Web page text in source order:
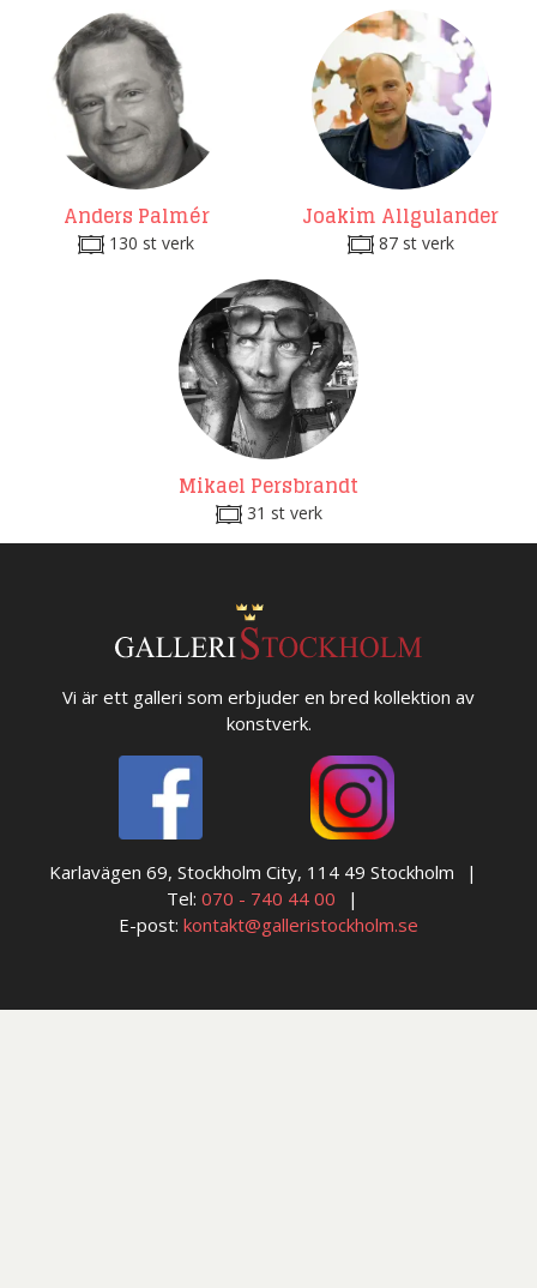
Anders Palmér
130 st verk
Joakim Allgulander
87 st verk
Mikael Persbrandt
31 st verk
Vi är ett galleri som erbjuder en bred kollektion av
konstverk.
Karlavägen 69, Stockholm City, 114 49 Stockholm
Tel: 070 - 740 44 00
E-post: kontakt@galleristockholm.se